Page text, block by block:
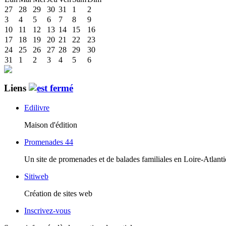
27
28 29 30 31 1
2
3
4 5 6 7 8
9
10
11 12 13 14 15
16
17
18 19 20 21 22
23
24
25 26 27 28 29
30
31
1 2 3 4 5 6
Liens
Edilivre
Maison d'édition
Promenades 44
Un site de promenades et de balades familiales en Loire-
Sitiweb
Création de sites web
Inscrivez-vous